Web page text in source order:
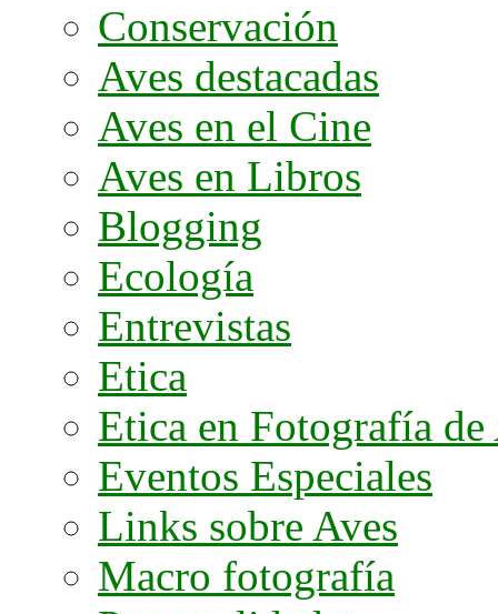
Conservación
Aves destacadas
Aves en el Cine
Aves en Libros
Blogging
Ecología
Entrevistas
Etica
Etica en Fotografía de
Eventos Especiales
Links sobre Aves
Macro fotografía